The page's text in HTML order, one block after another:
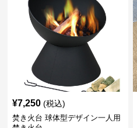
¥7,250 (税込)
焚き火台 球体型デザイン一人用